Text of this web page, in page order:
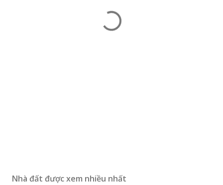
Nhà đất được xem nhiều nhất